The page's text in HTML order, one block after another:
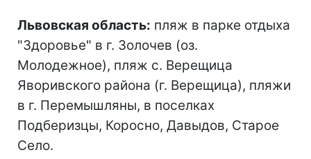
Львовская область: пляж в парке отдыха
"Здоровье" в г. Золочев (оз.
Молодежное), пляж с. Верещица
Яворивского района (г. Верещица), пляжи
в г. Перемышляны, в поселках
Подберизцы, Коросно, Давыдов, Старое
Село.